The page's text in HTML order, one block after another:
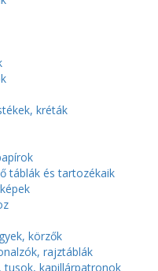
kréták
táblák és tartozékaik
körzők
rajztáblák
kapillárpatronok